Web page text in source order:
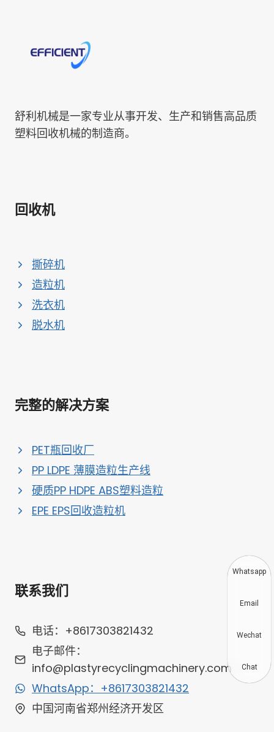
舒利机械是一家专业从事开发、生产和销售高品质
塑料回收机械的制造商。
回收机
撕碎机
造粒机
洗衣机
脱水机
完整的解决方案
PET瓶回收厂
PP LDPE 薄膜造粒生产线
硬质PP HDPE ABS塑料造粒
EPE EPS回收造粒机
联系我们
电话：+8617303821432
电子邮件：
info@plastyrecyclingmachinery.com
WhatsApp：+8617303821432
中国河南省郑州经济开发区
Whatsapp
Email
Wechat
Chat